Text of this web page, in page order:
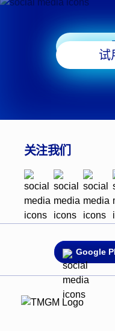
试
关注我们
Google